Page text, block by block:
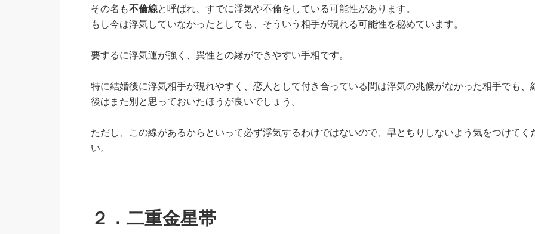
その名も不倫線と呼ばれ、すでに浮気や不倫をしている可能性があります。
もし今は浮気していなかったとしても、そういう相手が現れる可能性を秘めています。
要するに浮気運が強く、異性との縁ができやすい手相です。
特に結婚後に浮気相手が現れやすく、恋人として付き合っている間は浮気の兆候がなかった相手でも、
後はまた別と思っておいたほうが良いでしょう。
ただし、この線があるからといって必ず浮気するわけではないので、早とちりしないよう気をつけてく
い。
２．二重金星帯